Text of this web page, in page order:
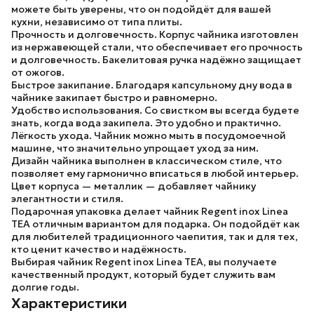
можете быть уверены, что он подойдёт для вашей
кухни, независимо от типа плиты.
Прочность и долговечность. Корпус чайника изготовлен
из нержавеющей стали, что обеспечивает его прочность
и долговечность. Бакелитовая ручка надёжно защищает
от ожогов.
Быстрое закипание. Благодаря капсульному дну вода в
чайнике закипает быстро и равномерно.
Удобство использования. Со свистком вы всегда будете
знать, когда вода закипела. Это удобно и практично.
Лёгкость ухода. Чайник можно мыть в посудомоечной
машине, что значительно упрощает уход за ним.
Дизайн чайника выполнен в классическом стиле, что
позволяет ему гармонично вписаться в любой интерьер.
Цвет корпуса — металлик — добавляет чайнику
элегантности и стиля.
Подарочная упаковка делает чайник Regent inox Linea
TEA отличным вариантом для подарка. Он подойдёт как
для любителей традиционного чаепития, так и для тех,
кто ценит качество и надёжность.
Выбирая чайник Regent inox Linea TEA, вы получаете
качественный продукт, который будет служить вам
долгие годы.
Характеристики